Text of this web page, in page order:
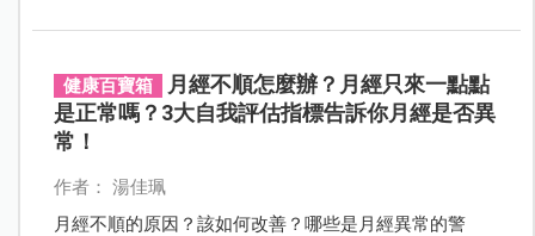
健康百寶箱
月經不順怎麼辦？月經只來一點點
是正常嗎？3大自我評估指標告訴你月經是否異
常！
作者： 湯佳珮
月經不順的原因？該如何改善？哪些是月經異常的警